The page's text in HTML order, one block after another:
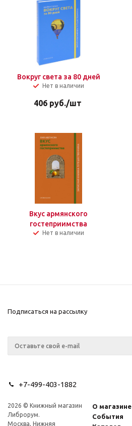
Вокруг света за 80 дней
Нет в наличии
406руб./шт
Вкус армянского
гостеприимства
Нет в наличии
Подписаться на рассылку
+7-499-403-1882
2026 © Книжный магазин
Либрорум.
Москва, Нижняя
О магазине
События